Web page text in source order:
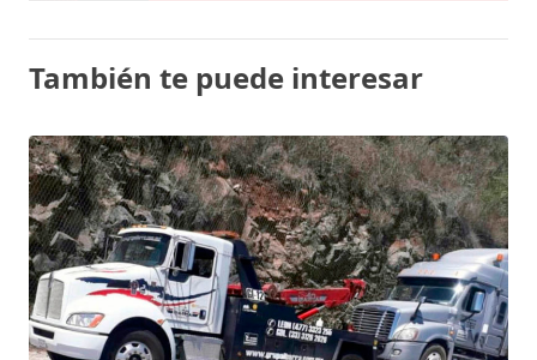
También te puede interesar